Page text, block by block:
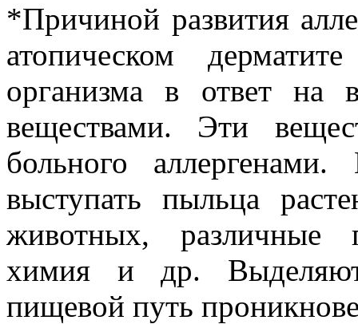
*Причиной развития
атопическом
организма в ответ на
веществами. Эти
больного
выступать пыльца
животных, различные
химия и др.
пищевой путь